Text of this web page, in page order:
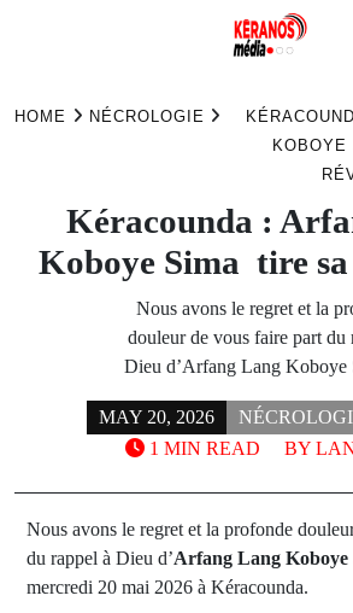
HOME NÉCROLOGIE
Kéracounda :
Koboye Sima tire sa
Nous avons le regret et la
douleur de vous faire part du
Dieu d’Arfang Lang
MAY 20, 2026
BY
1 MIN READ
Nous avons le regret et la profonde
du rappel à Dieu d’Arfang Lang Koboye
mercredi 20 mai 2026 à Kéracounda.